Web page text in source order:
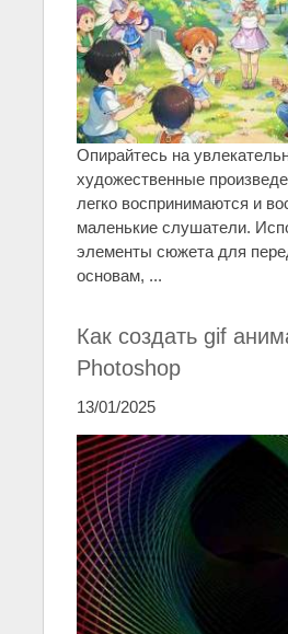
Опирайтесь на
художественные
легко воспринимаются и
маленькие слушатели.
элементы сюжета для
основам, ...
Как создать gif
Photoshop
13/01/2025